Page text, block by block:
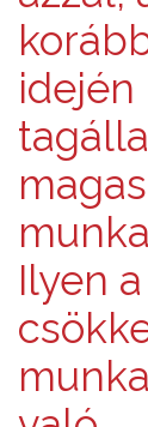
idején
magas
Ilyen a